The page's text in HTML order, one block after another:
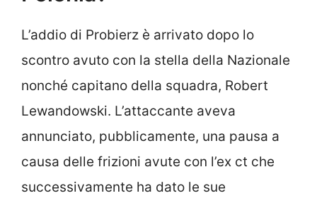
L’addio di Probierz è arrivato dopo lo
scontro avuto con la stella della Nazionale
nonché capitano della squadra, Robert
Lewandowski. L’attaccante aveva
annunciato, pubblicamente, una pausa a
causa delle frizioni avute con l’ex ct che
successivamente ha dato le sue